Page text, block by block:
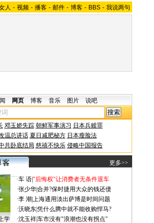
人 - 视频 - 播客 - 邮件 - 博客 - BBS - 我说两句
网页 博客 音乐 图片 说吧
邓玉娇失踪 朝鲜军事演习 日本兵赎罪
温总讲话 夏日减肥秘方 日本瘦脸法
共卧底结局 慈禧不快乐 侵略中国报告
更多>>
学
·车 语|"后悔权"让消费者无条件退车
·张少华|合并?保时捷用大众的钱还债
·李 潮 上海通用淡出萨博是时间问题
·沃晓东|凭什么腾中就不能收购悍马?
·沈玉祥|车市没有"浪潮也没有拐点"